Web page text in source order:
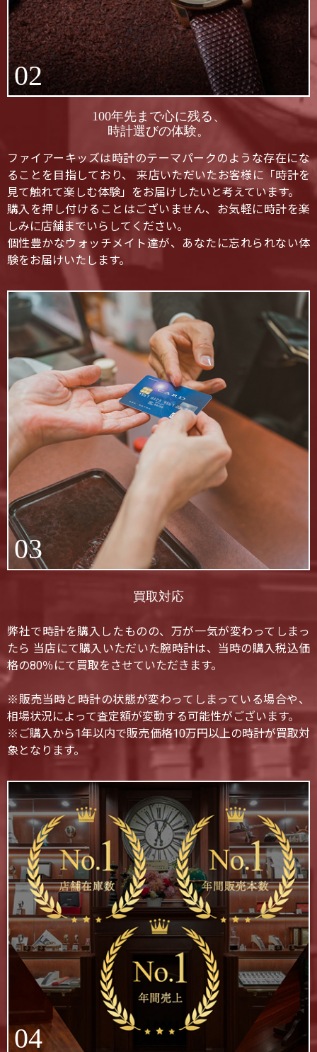
02
100年先まで心に残る、
時計選びの体験。
ファイアーキッズは時計のテーマパークのような存在にな
ることを目指しており、 来店いただいたお客様に「時計を
見て触れて楽しむ体験」をお届けしたいと考えています。
購入を押し付けることはございません、お気軽に時計を楽
しみに店舗までいらしてください。
個性豊かなウォッチメイト達が、あなたに忘れられない体
験をお届けいたします。
03
買取対応
弊社で時計を購入したものの、万が一気が変わってしまっ
たら 当店にて購入いただいた腕時計は、当時の購入税込価
格の80％にて買取をさせていただきます。
※販売当時と時計の状態が変わってしまっている場合や、
相場状況によって査定額が変動する可能性がございます。
※ご購入から1年以内で販売価格10万円以上の時計が買取対
象となります。
04